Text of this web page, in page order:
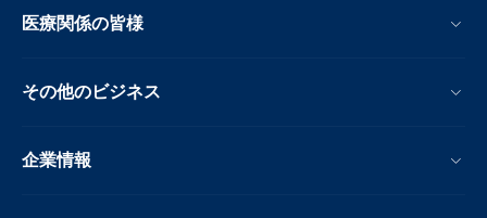
医療関係の皆様
その他のビジネス
企業情報